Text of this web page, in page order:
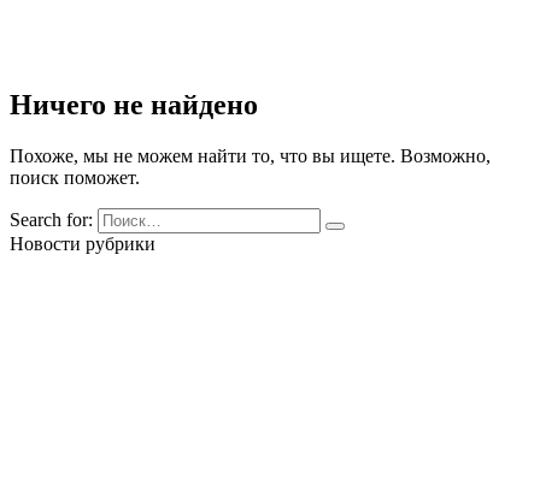
Ничего не найдено
Похоже, мы не можем найти то, что вы ищете. Возможно,
поиск поможет.
Search for:
Новости рубрики